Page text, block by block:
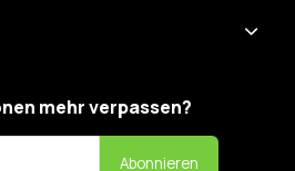
mehr verpassen?
Abonnieren